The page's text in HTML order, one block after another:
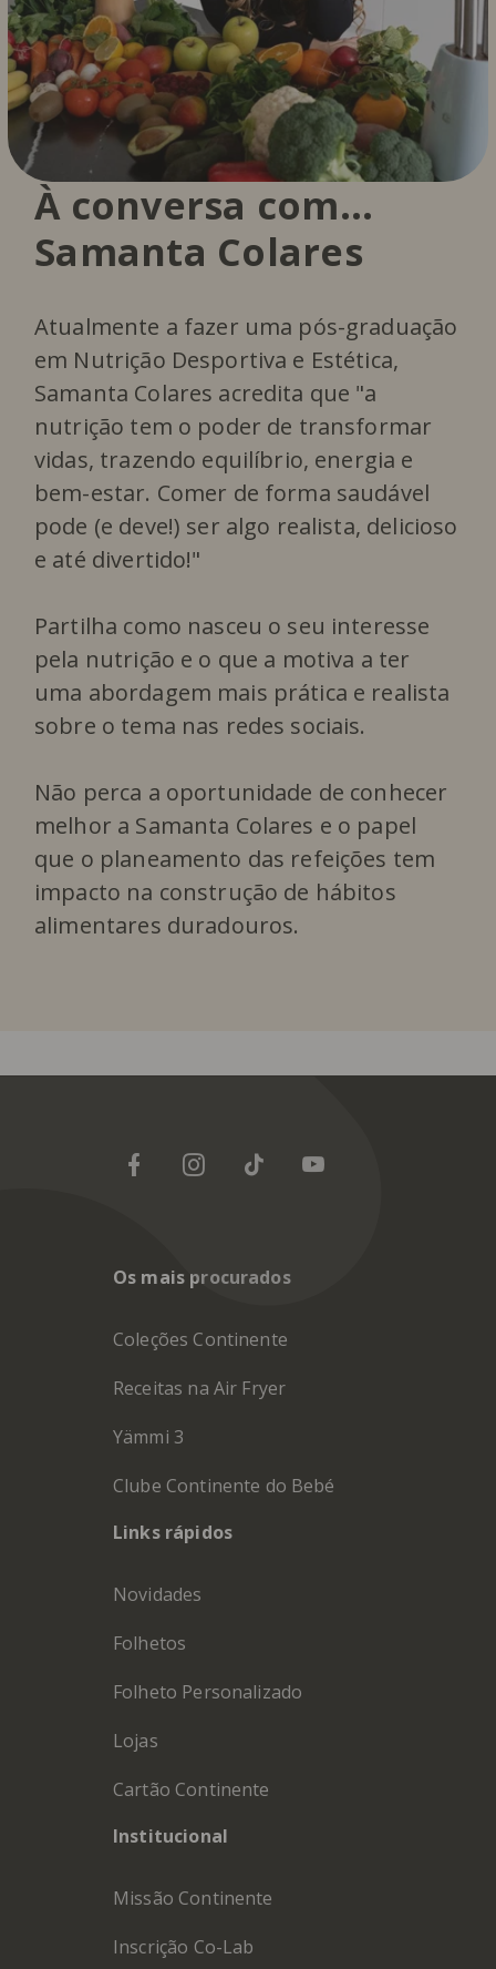
À conversa com…
Samanta Colares
Atualmente a fazer uma pós-graduação
em Nutrição Desportiva e Estética,
Samanta Colares acredita que "a
nutrição tem o poder de transformar
vidas, trazendo equilíbrio, energia e
bem-estar. Comer de forma saudável
pode (e deve!) ser algo realista, delicioso
e até divertido!"
Partilha como nasceu o seu interesse
pela nutrição e o que a motiva a ter
uma abordagem mais prática e realista
sobre o tema nas redes sociais.
Não perca a oportunidade de conhecer
melhor a Samanta Colares e o papel
que o planeamento das refeições tem
impacto na construção de hábitos
alimentares duradouros.
Os mais procurados
Coleções Continente
Receitas na Air Fryer
Yämmi 3
Clube Continente do Bebé
Links rápidos
Novidades
Folhetos
Folheto Personalizado
Lojas
Cartão Continente
Institucional
Missão Continente
Inscrição Co-Lab